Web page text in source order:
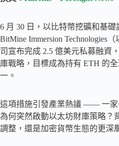
6 月 30 日，以比特幣挖礦和基
BitMine Immersion Technologies
司宣布完成 2.5 億美元私募融資
庫戰略，目標成為持有 ETH 的
一。
這項措施引發產業熱議 —— 一家
為何突然啟動以太坊財庫策略？
調整，還是加密貨幣生態的更深